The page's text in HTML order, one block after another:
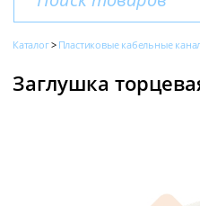
Каталог Пластиковые кабельные
Заглушка